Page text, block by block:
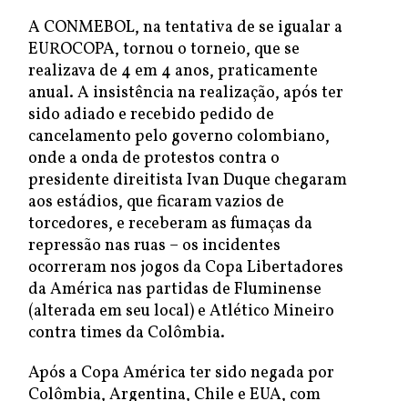
A CONMEBOL, na tentativa de se igualar a
EUROCOPA, tornou o torneio, que se
realizava de 4 em 4 anos, praticamente
anual. A insistência na realização, após ter
sido adiado e recebido pedido de
cancelamento pelo governo colombiano,
onde a onda de protestos contra o
presidente direitista Ivan Duque chegaram
aos estádios, que ficaram vazios de
torcedores, e receberam as fumaças da
repressão nas ruas – os incidentes
ocorreram nos jogos da Copa Libertadores
da América nas partidas de Fluminense
(alterada em seu local) e Atlético Mineiro
contra times da Colômbia.
Após a Copa América ter sido negada por
Colômbia, Argentina, Chile e EUA, com